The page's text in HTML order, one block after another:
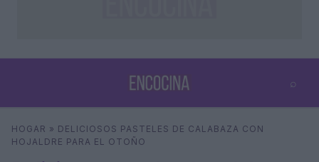
⌕
Buscar
HOGAR » DELICIOSOS PASTELES DE CALABAZA CON
HOJALDRE PARA EL OTOÑO